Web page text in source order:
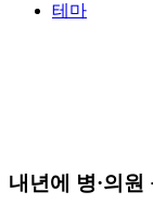
테마
내년에 병·의